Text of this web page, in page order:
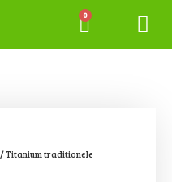
/ Titanium traditionele